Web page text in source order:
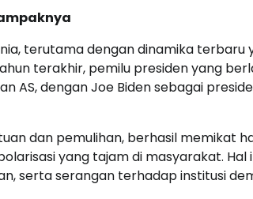
terutama dengan dinamika terbaru
terakhir, pemilu presiden yang
AS, dengan Joe Biden sebagai
dan pemulihan, berhasil memikat
yang tajam di masyarakat.
serta serangan terhadap institusi